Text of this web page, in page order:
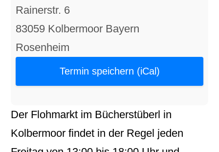
Rainerstr. 6
83059 Kolbermoor Bayern
Rosenheim
Termin speichern (iCal)
Der Flohmarkt im Bücherstüberl in
Kolbermoor findet in der Regel jeden